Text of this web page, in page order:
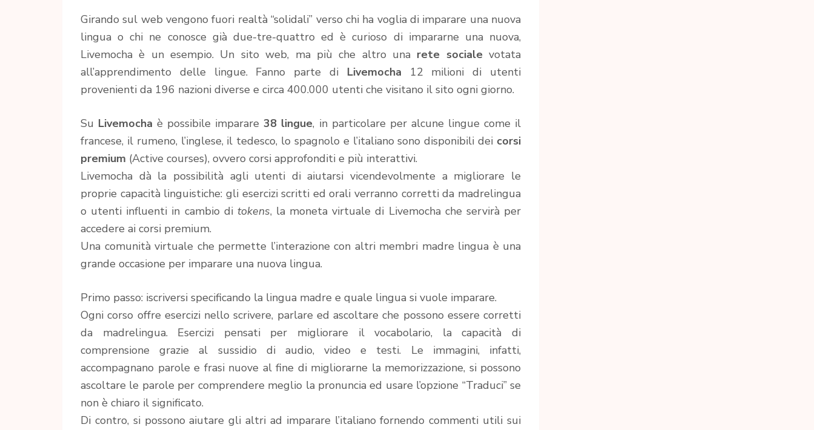
Girando sul web vengono fuori realtà “solidali” verso chi ha voglia di imparare una nuova
lingua o chi ne conosce già due-tre-quattro ed è curioso di impararne una nuova,
Livemocha è un esempio. Un sito web, ma più che altro una rete socialevotata
all’apprendimento delle lingue. Fanno parte di Livemocha 12 milioni di utenti
provenienti da 196 nazioni diverse e circa 400.000 utenti che visitano il sito ogni giorno.
Su Livemocha è possibile imparare38 lingue, in particolare per alcune lingue come il
francese, il rumeno, l’inglese, il tedesco, lo spagnolo e l’italiano sono disponibili dei corsi
premium (Active courses), ovvero corsi approfonditi e più interattivi.
Livemocha dà la possibilità agli utenti di aiutarsi vicendevolmente a migliorare le
proprie capacità linguistiche: gli esercizi scritti ed orali verranno corretti da madrelingua
o utenti influenti in cambio di tokens, la moneta virtuale di Livemocha che servirà per
accedere ai corsi premium.
Una comunità virtuale che permette l’interazione con altri membri madre lingua è una
grande occasione per imparare una nuova lingua.
Primo passo: iscriversi specificando la lingua madre e quale lingua si vuole imparare.
Ogni corso offre esercizi nello scrivere, parlare ed ascoltare che possono essere corretti
da madrelingua. Esercizi pensati per migliorare il vocabolario, la capacità di
comprensione grazie al sussidio di audio, video e testi. Le immagini, infatti,
accompagnano parole e frasi nuove al fine di migliorarne la memorizzazione, si possono
ascoltare le parole per comprendere meglio la pronuncia ed usare l’opzione “Traduci” se
non è chiaro il significato.
Di contro, si possono aiutare gli altri ad imparare l’italiano fornendo commenti utili sui